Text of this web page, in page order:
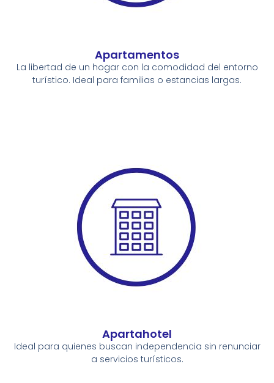
Apartamentos
La libertad de un hogar con la comodidad del entorno
turístico. Ideal para familias o estancias largas.
Apartahotel
Ideal para quienes buscan independencia sin renunciar
a servicios turísticos.